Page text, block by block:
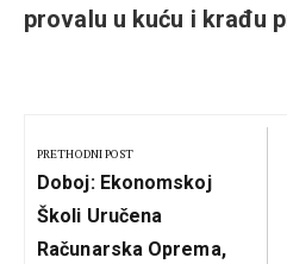
provalu u kuću i krađu
članka
PRETHODNI POST
Previous
Post:
Doboj: Ekonomskoj
Školi Uručena
Računarska Oprema,